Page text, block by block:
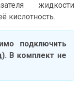
жидкости
кислотность.
подключить
В комплект не